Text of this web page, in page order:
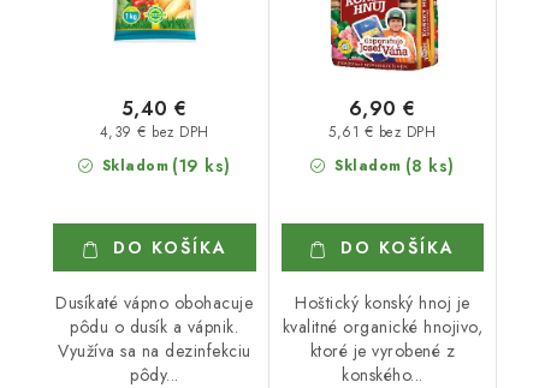
Skladom (19 ks)
4,39 € bez DPH
5,40 €
DO KOŠÍKA
Dusíkaté vápno obohacuje
pôdu o dusík a vápnik.
Využíva sa na dezinfekciu
pôdy...
Skladom (8 ks)
5,61 € bez DPH
6,90 €
DO KOŠÍKA
Hoštický konský hnoj je
kvalitné organické hnojivo,
ktoré je vyrobené z
konského...